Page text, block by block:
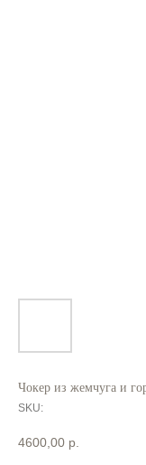
Чокер из жемчуга и
SKU:
4600,00 р.